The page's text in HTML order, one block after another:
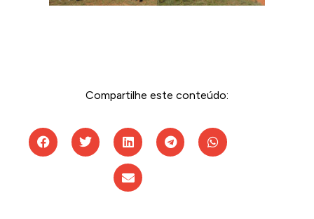
Compartilhe este conteúdo: